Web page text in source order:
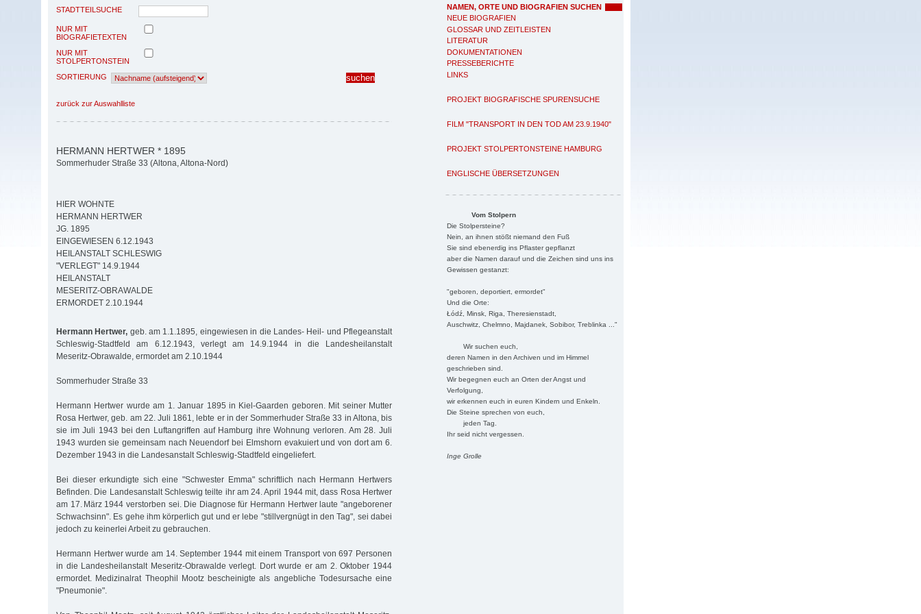
NAMEN, ORTE UND BIOGRAFIEN SUCHEN
NEUE BIOGRAFIEN
GLOSSAR UND ZEITLEISTEN
LITERATUR
DOKUMENTATIONEN
PRESSEBERICHTE
LINKS
PROJEKT BIOGRAFISCHE SPURENSUCHE
FILM "TRANSPORT IN DEN TOD AM 23.9.1940"
PROJEKT STOLPERTONSTEINE HAMBURG
ENGLISCHE ÜBERSETZUNGEN
Vom Stolpern
Die Stolpersteine?
Nein, an ihnen stößt niemand den Fuß
Sie sind ebenerdig ins Pflaster gepflanzt
aber die Namen darauf und die Zeichen sind uns ins
Gewissen gestanzt:
"geboren, deportiert, ermordet"
Und die Orte:
Łódź, Minsk, Riga, Theresienstadt,
Auschwitz, Chelmno, Majdanek, Sobibor, Treblinka ..."
Wir suchen euch,
deren Namen in den Archiven und im Himmel
geschrieben sind.
Wir begegnen euch an Orten der Angst und
Verfolgung,
wir erkennen euch in euren Kindern und Enkeln.
Die Steine sprechen von euch,
jeden Tag.
Ihr seid nicht vergessen.
Inge Grolle
STADTTEILSUCHE
NUR MIT
BIOGRAFIETEXTEN
NUR MIT
STOLPERTONSTEIN
SORTIERUNG
zurück zur Auswahlliste
HERMANN HERTWER * 1895
Sommerhuder Straße 33 (Altona, Altona-Nord)
HIER WOHNTE
HERMANN HERTWER
JG. 1895
EINGEWIESEN 6.12.1943
HEILANSTALT SCHLESWIG
"VERLEGT" 14.9.1944
HEILANSTALT
MESERITZ-OBRAWALDE
ERMORDET 2.10.1944
Hermann Hertwer, geb. am 1.1.1895, eingewiesen in die Landes- Heil- und Pflegeanstalt
Schleswig-Stadtfeld am 6.12.1943, verlegt am 14.9.1944 in die Landesheilanstalt
Meseritz-Obrawalde, ermordet am 2.10.1944
Sommerhuder Straße 33
Hermann Hertwer wurde am 1. Januar 1895 in Kiel-Gaarden geboren. Mit seiner Mutter
Rosa Hertwer, geb. am 22. Juli 1861, lebte er in der Sommerhuder Straße 33 in Altona, bis
sie im Juli 1943 bei den Luftangriffen auf Hamburg ihre Wohnung verloren. Am 28. Juli
1943 wurden sie gemeinsam nach Neuendorf bei Elmshorn evakuiert und von dort am 6.
Dezember 1943 in die Landesanstalt Schleswig-Stadtfeld eingeliefert.
Bei dieser erkundigte sich eine "Schwester Emma" schriftlich nach Hermann Hertwers
Befinden. Die Landesanstalt Schleswig teilte ihr am 24. April 1944 mit, dass Rosa Hertwer
am 17. März 1944 verstorben sei. Die Diagnose für Hermann Hertwer laute "angeborener
Schwachsinn". Es gehe ihm körperlich gut und er lebe "stillvergnügt in den Tag", sei dabei
jedoch zu keinerlei Arbeit zu gebrauchen.
Hermann Hertwer wurde am 14. September 1944 mit einem Transport von 697 Personen
in die Landesheilanstalt Meseritz-Obrawalde verlegt. Dort wurde er am 2. Oktober 1944
ermordet. Medizinalrat Theophil Mootz bescheinigte als angebliche Todesursache eine
"Pneumonie".